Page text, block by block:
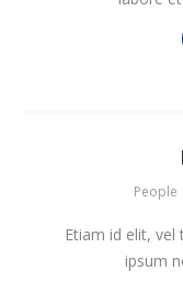
People
Etiam id elit, vel
ipsum